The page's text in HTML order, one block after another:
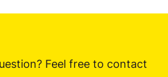
Feel free to contact